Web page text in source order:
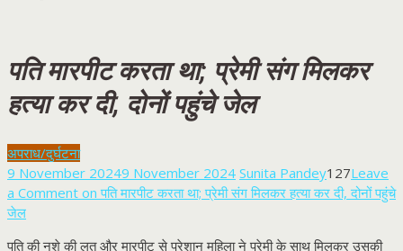
पति मारपीट करता था; प्रेमी संग मिलकर
हत्या कर दी, दोनों पहुंचे जेल
अपराध/दुर्घटना
9 November 20249 November 2024 Sunita Pandey127Leave
a Comment on पति मारपीट करता था; प्रेमी संग मिलकर हत्या कर दी, दोनों पहुंचे
जेल
पति की नशे की लत और मारपीट से परेशान महिला ने प्रेमी के साथ मिलकर उसकी